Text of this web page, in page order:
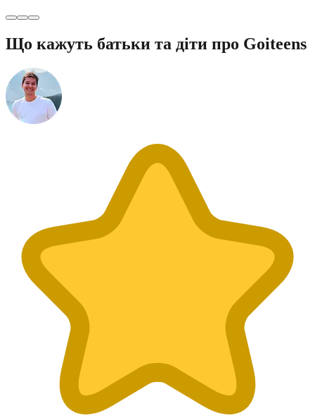
Що кажуть батьки та діти про Goiteens